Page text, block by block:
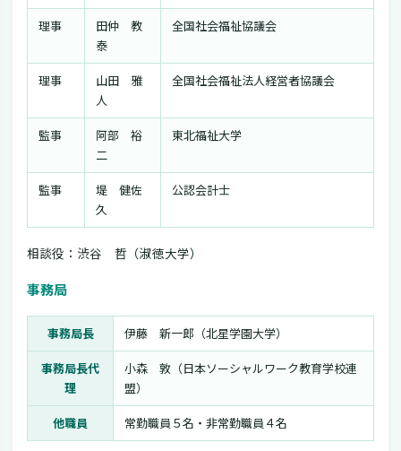
理事
田仲 教
泰
全国社会福祉協議会
理事
山田 雅
人
全国社会福祉法人経営者協議会
監事
阿部 裕
二
東北福祉大学
監事
堤 健佐
久
公認会計士
相談役：渋谷 哲（淑徳大学）
事務局
事務局長 伊藤 新一郎（北星学園大学）
事務局長代
理
小森 敦（日本ソーシャルワーク教育学校連
盟）
他職員 常勤職員５名・非常勤職員４名